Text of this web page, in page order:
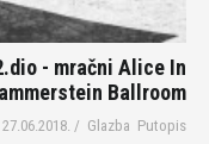
- mračni Alice In
Ballroom
27.06.2018. / Glazba Putopis